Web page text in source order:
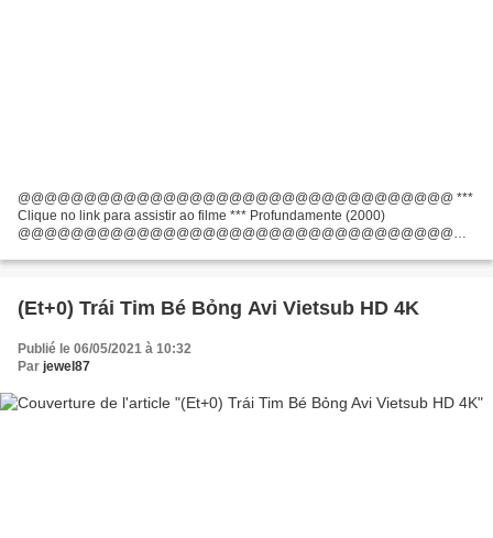
@@@@@@@@@@@@@@@@@@@@@@@@@@@@@@@@@ ***
Clique no link para assistir ao filme *** Profundamente (2000)
@@@@@@@@@@@@@@@@@@@@@@@@@@@@@@@@@
Profundamente, Categoria: Drama, Fantasia, Mistério, Romance...
(Et+0) Trái Tim Bé Bỏng Avi Vietsub HD 4K
Publié le 06/05/2021 à 10:32
Par jewel87